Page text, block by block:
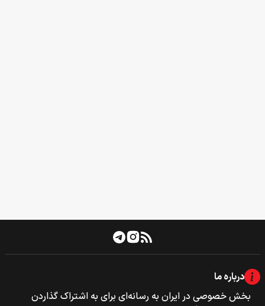
درباره ما
بخش خصوصی‌‌ در ایران به رسانه‌ای برای به اشتراک گذاردن